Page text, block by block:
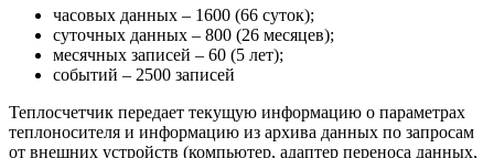
часовых данных – 1600 (66 суток);
суточных данных – 800 (26 месяцев);
месячных записей – 60 (5 лет);
событий – 2500 записей
Теплосчетчик передает текущую информацию о параметрах
теплоносителя и информацию из архива данных по запросам
от внешних устройств (компьютер, адаптер переноса данных,